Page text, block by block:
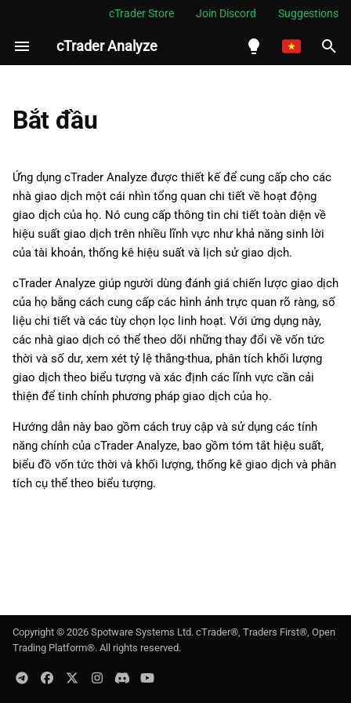
cTrader Store Join Discord Suggestions
cTrader Analyze
العربية
Indonesia
Melayu
ไทย
Tiếng Việt
한국어
中文
日本語
Deutsch
Français
Italiano
I
i
a
l
i
i
g
s
a
Bắt đầu
Ứng dụng cTrader Analyze được thiết kế để cung cấp cho các
nhà giao dịch một cái nhìn tổng quan chi tiết về hoạt động
giao dịch của họ. Nó cung cấp thông tin chi tiết toàn diện về
hiệu suất giao dịch trên nhiều lĩnh vực như khả năng sinh lời
của tài khoản, thống kê hiệu suất và lịch sử giao dịch.
cTrader Analyze giúp người dùng đánh giá chiến lược giao dịch
của họ bằng cách cung cấp các hình ảnh trực quan rõ ràng, số
liệu chi tiết và các tùy chọn lọc linh hoạt. Với ứng dụng này,
các nhà giao dịch có thể theo dõi những thay đổi về vốn tức
thời và số dư, xem xét tỷ lệ thắng-thua, phân tích khối lượng
giao dịch theo biểu tượng và xác định các lĩnh vực cần cải
thiện để tinh chỉnh phương pháp giao dịch của họ.
Hướng dẫn này bao gồm cách truy cập và sử dụng các tính
năng chính của cTrader Analyze, bao gồm tóm tắt hiệu suất,
biểu đồ vốn tức thời và khối lượng, thống kê giao dịch và phân
tích cụ thể theo biểu tượng.
Copyright © 2026 Spotware Systems Ltd. cTrader®, Traders First®, Open
Trading Platform®. All rights reserved.